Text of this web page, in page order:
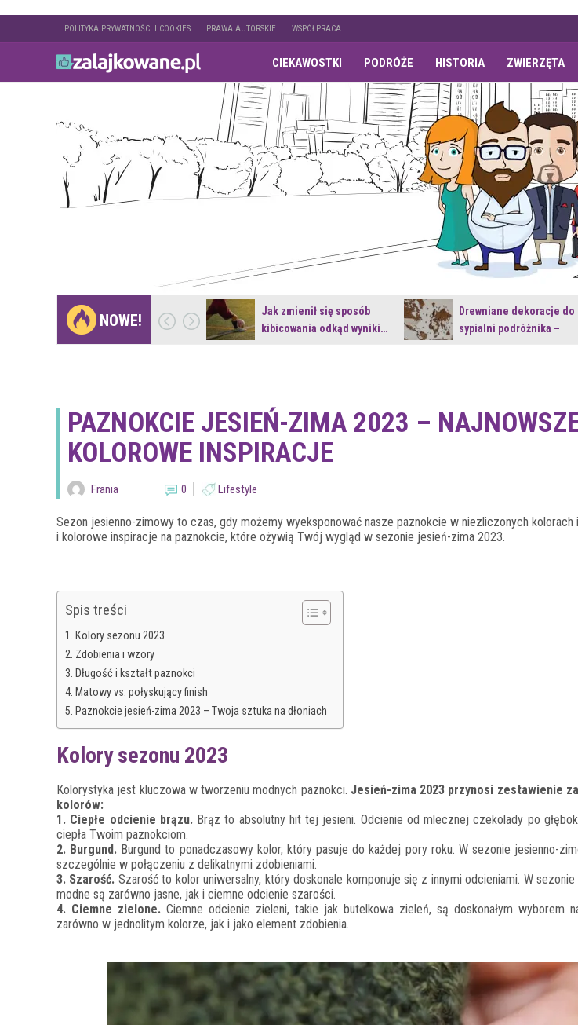
POLITYKA PRYWATNOŚCI I COOKIES PRAWA AUTORSKIE WSPÓŁPRACA
CIEKAWOSTKI PODRÓŻE HISTORIA ZWIERZĘTA
NOWE!
Gdzie pojechać na
weekend z naturą w…
Jak zmienił się sposób
kibicowania odkąd wyniki…
Drewniane dekoracje do
sypialni podróżnika –
PAZNOKCIE JESIEŃ-ZIMA 2023 –
KOLOROWE INSPIRACJE
Frania 0 Lifestyle
Sezon jesienno-zimowy to czas, gdy możemy wyeksponować nasze paznokcie w niezliczonych
i kolorowe inspiracje na paznokcie, które ożywią Twój wygląd w sezonie jesień-zima 2023.
Spis treści
Kolory sezonu 2023
Zdobienia i wzory
Długość i kształt paznokci
Matowy vs. połyskujący finish
Paznokcie jesień-zima 2023 – Twoja sztuka na dłoniach
Kolory sezonu 2023
Kolorystyka jest kluczowa w tworzeniu modnych paznokci. Jesień-zima 2023 przynosi zestawienie
kolorów:
1. Ciepłe odcienie brązu.Brąz to absolutny hit tej jesieni. Odcienie od mlecznej czekolady po
ciepła Twoim paznokciom.
2. Burgund. Burgund to ponadczasowy kolor, który pasuje do każdej pory roku. W sezonie jesienno-
szczególnie w połączeniu z delikatnymi zdobieniami.
3. Szarość. Szarość to kolor uniwersalny, który doskonale komponuje się z innymi odcieniami. W sezonie
modne są zarówno jasne, jak i ciemne odcienie szarości.
4. Ciemne zielone. Ciemne odcienie zieleni, takie jak butelkowa zieleń, są doskonałym wyborem
zarówno w jednolitym kolorze, jak i jako element zdobienia.